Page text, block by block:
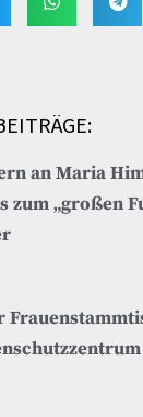
an Maria
zum „großen